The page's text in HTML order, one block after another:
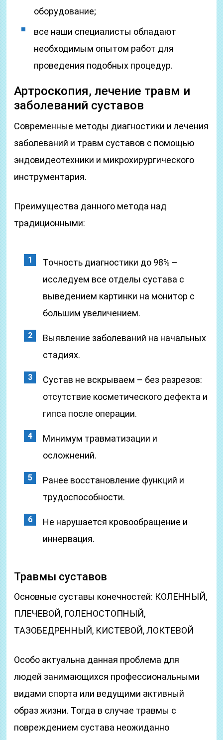
оборудование;
все наши специалисты обладают
необходимым опытом работ для
проведения подобных процедур.
Артроскопия, лечение травм и
заболеваний суставов
Современные методы диагностики и лечения
заболеваний и травм суставов с помощью
эндовидеотехники и микрохирургического
инструментария.
Преимущества данного метода над
традиционными:
Точность диагностики до 98% –
исследуем все отделы сустава с
выведением картинки на монитор с
большим увеличением.
Выявление заболеваний на начальных
стадиях.
Сустав не вскрываем – без разрезов:
отсутствие косметического дефекта и
гипса после операции.
Минимум травматизации и
осложнений.
Ранее восстановление функций и
трудоспособности.
Не нарушается кровообращение и
иннервация.
Травмы суставов
Основные суставы конечностей: КОЛЕННЫЙ,
ПЛЕЧЕВОЙ, ГОЛЕНОСТОПНЫЙ,
ТАЗОБЕДРЕННЫЙ, КИСТЕВОЙ, ЛОКТЕВОЙ
Особо актуальна данная проблема для
людей занимающихся профессиональными
видами спорта или ведущими активный
образ жизни. Тогда в случае травмы с
повреждением сустава неожиданно